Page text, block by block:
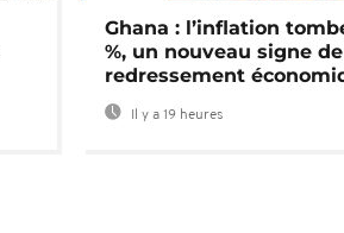
Ghana : l’inflation
%, un nouveau signe de
redressement
Il y a 19 heures